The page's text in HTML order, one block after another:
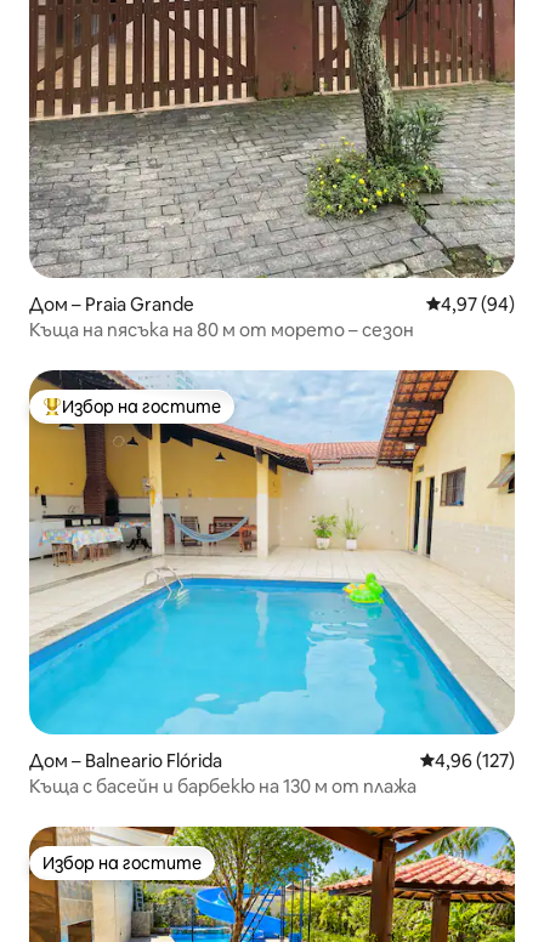
Дом – Praia Grande Средна
4,97 (94)
Къща на пясъка на 80 м от морето – сезон
Най-популярен избор на гостите
Избор на гостите
Дом – Balneario Flórida Средна
4,96 (127)
Къща с басейн и барбекю на 130 м от плажа
Избор на гостите
Избор на гостите